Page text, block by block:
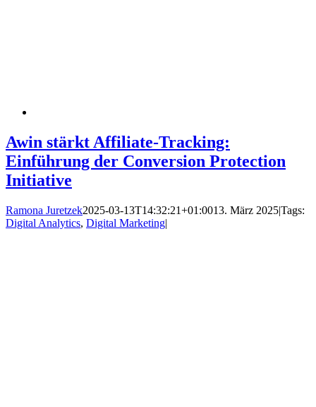
Awin stärkt Affiliate-Tracking:
Einführung der Conversion Protection
Initiative
Ramona Juretzek2025-03-13T14:32:21+01:0013. März 2025|Tags:
Digital Analytics, Digital Marketing|